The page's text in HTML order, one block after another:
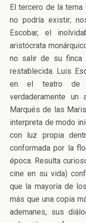
El tercero de la
no podría existir;
Escobar, el
aristócrata
no salir de su finca
restablecida. Luis
en el teatro de
verdaderamente
Marqués de las
interpreta de modo
con luz propia
conformada por la
época. Resulta
cine en su vida)
que la mayoría de
más que una copia
ademanes, sus